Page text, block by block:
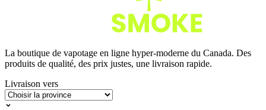
La boutique de vapotage en ligne hyper-moderne du Canada. Des
produits de qualité, des prix justes, une livraison rapide.
Livraison vers